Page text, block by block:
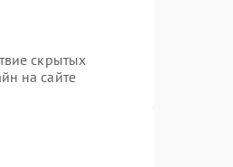
скрытых
на сайте